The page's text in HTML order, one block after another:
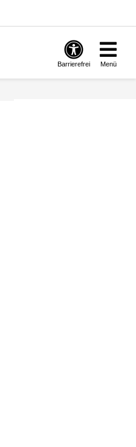
Barrierefrei Menü